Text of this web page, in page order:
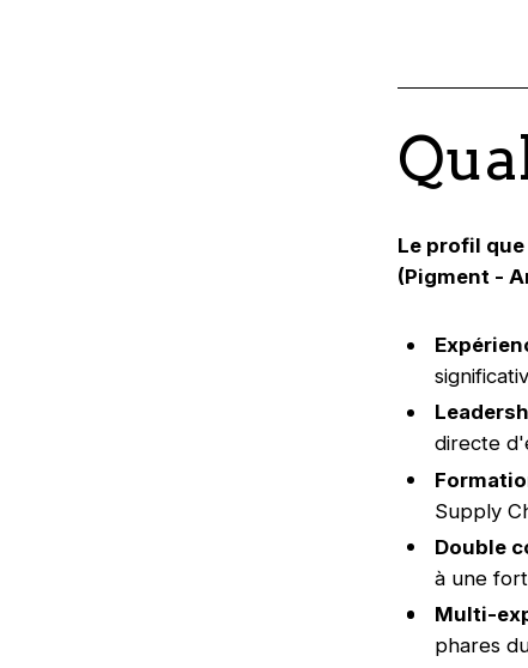
Le profil
(Pigment -
directe
Supply
Double
à une
Multi-
phares